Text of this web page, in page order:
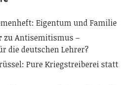
Eigentum und Familie
zuAntisemitismus –
die deutschen Lehrer?
Pure Kriegstreiberei statt